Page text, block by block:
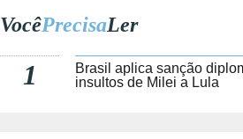
VocêPrecisaLer
1
Brasil aplica sanção
insultos de Milei a Lula